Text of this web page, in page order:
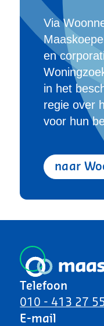
Via
en
in het
regie over
voor hun
naar
Telefoon
010 - 413 27
E-mail